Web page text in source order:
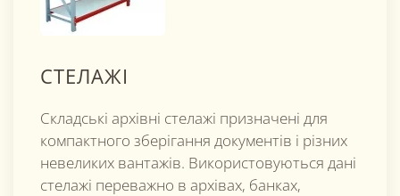
СТЕЛАЖІ
Складські архівні стелажі призначені для
компактного зберігання документів і різних
невеликих вантажів. Використовуються дані
стелажі переважно в архівах, банках,